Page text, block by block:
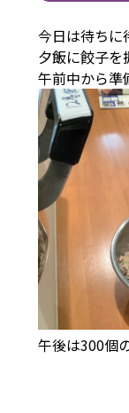
今日は待ちに
夕飯に餃子を
午前中から準
午後は300個